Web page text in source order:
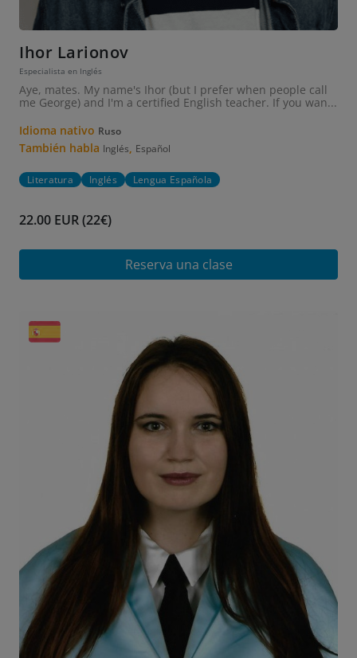
Ihor Larionov
Especialista en Inglés
Aye, mates. My name's Ihor (but I prefer when people call
me George) and I'm a certified English teacher. If you wan...
Idioma nativo Ruso
También habla Inglés Español
Literatura Inglés Lengua Española
22.00 EUR (22€)
Reserva una clase